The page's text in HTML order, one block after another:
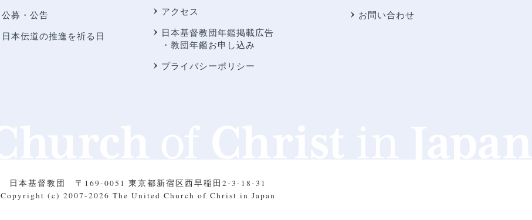
公募・公告
日本伝道の推進を祈る日
アクセス
日本基督教団年鑑掲載広告
・教団年鑑お申し込み
プライバシーポリシー
お問い合わせ
日本基督教団 〒169-0051 東京都新宿区西早稲田2-3-18-31
Copyright (c) 2007-2026 The United Church of Christ in Japan